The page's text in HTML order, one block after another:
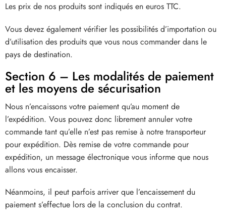
Les prix de nos produits sont indiqués en euros TTC.
Vous devez également vérifier les possibilités d’importation ou
d’utilisation des produits que vous nous commander dans le
pays de destination.
Section 6 – Les modalités de paiement
et les moyens de sécurisation
Nous n’encaissons votre paiement qu’au moment de
l’expédition. Vous pouvez donc librement annuler votre
commande tant qu’elle n’est pas remise à notre transporteur
pour expédition. Dès remise de votre commande pour
expédition, un message électronique vous informe que nous
allons vous encaisser.
Néanmoins, il peut parfois arriver que l’encaissement du
paiement s’effectue lors de la conclusion du contrat.